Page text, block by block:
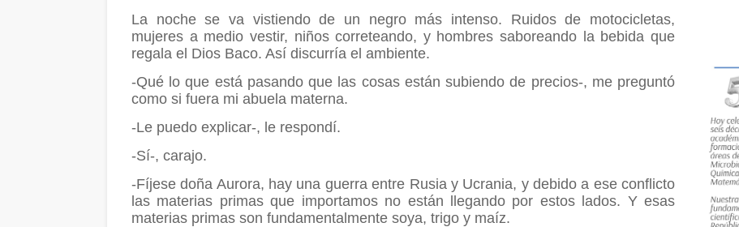
La noche se va vistiendo de un negro más intenso. Ruidos de motocicletas,
mujeres a medio vestir, niños correteando, y hombres saboreando la bebida que
regala el Dios Baco. Así discurría el ambiente.
-Qué lo que está pasando que las cosas están subiendo de precios-, me preguntó
como si fuera mi abuela materna.
-Le puedo explicar-, le respondí.
-Sí-, carajo.
-Fíjese doña Aurora, hay una guerra entre Rusia y Ucrania, y debido a ese conflicto
las materias primas que importamos no están llegando por estos lados. Y esas
materias primas son fundamentalmente soya, trigo y maíz.